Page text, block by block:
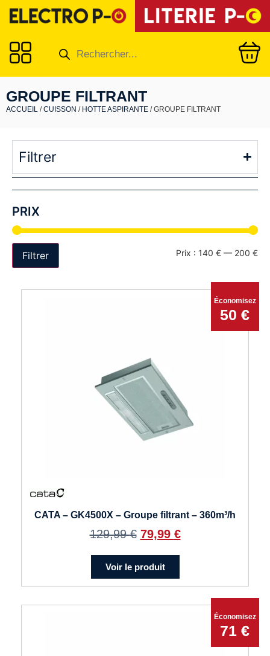
GROUPE FILTRANT
ACCUEIL /CUISSON / HOTTE ASPIRANTE / GROUPE FILTRANT
Filtrer
PRIX
Filtrer Prix : 140 € — 200 €
Économisez
50 €
CATA – GK4500X – Groupe filtrant – 360m³/h
129,99€ 79,99 €
Voir le produit
Économisez
71 €